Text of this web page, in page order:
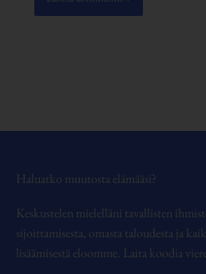
Haluatko muutosta elämääsi?
Keskustelen mielelläni tavallisten
sijoittamisesta, omasta taloudesta ja
lisäämisestä eloomme. Laita koodia